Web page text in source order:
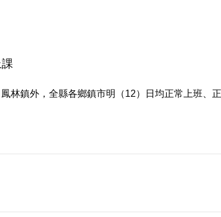
林鎮外，全縣各鄉鎮市明（12）日均正常上班、